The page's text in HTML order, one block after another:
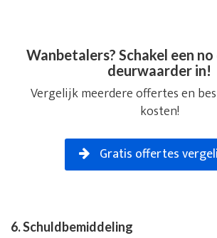
Wanbetalers? Schakel een no
deurwaarder in!
Vergelijk meerdere offertes en
kosten!
Gratis offertes
6. Schuldbemiddeling